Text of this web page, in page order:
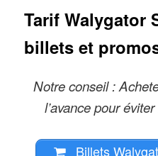
« Holociné »,
de Waly à
du 16 juin),
cette année
Nouveauté(s)
pirates », un
ainsi que le 9,
En juillet
En aout :
En septembre
week-end
Tarif Walygator
billets et
Notre conseil :
l’avance pour
Billets